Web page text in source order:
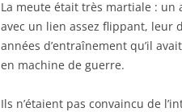
La meute était très martiale :
avec un lien assez flippant, leur
années d’entraînement qu’il
en machine de guerre.
Ils n’étaient pas convaincu de